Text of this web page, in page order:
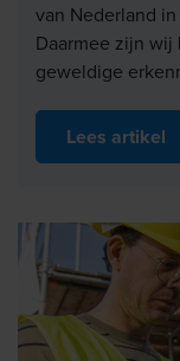
van Nederland
Daarmee zijn wij
geweldige
Bedankt aan
Lees artikel